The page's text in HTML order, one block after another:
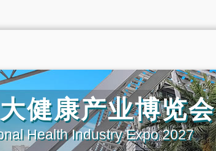
健康产业博览会
Health Industry Expo 2027